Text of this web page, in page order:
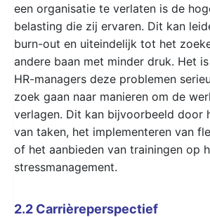
een organisatie te verlaten is de
belasting die zij ervaren. Dit kan
burn-out en uiteindelijk tot het
andere baan met minder druk. Het
HR-managers deze problemen
zoek gaan naar manieren om de
verlagen. Dit kan bijvoorbeeld door
van taken, het implementeren van
of het aanbieden van trainingen op
stressmanagement.
2.2 Carrièreperspectief